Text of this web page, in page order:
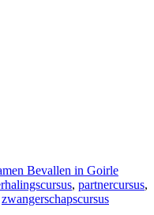
Bevallen in Goirle
, partnercursus,
zwangerschapscursus